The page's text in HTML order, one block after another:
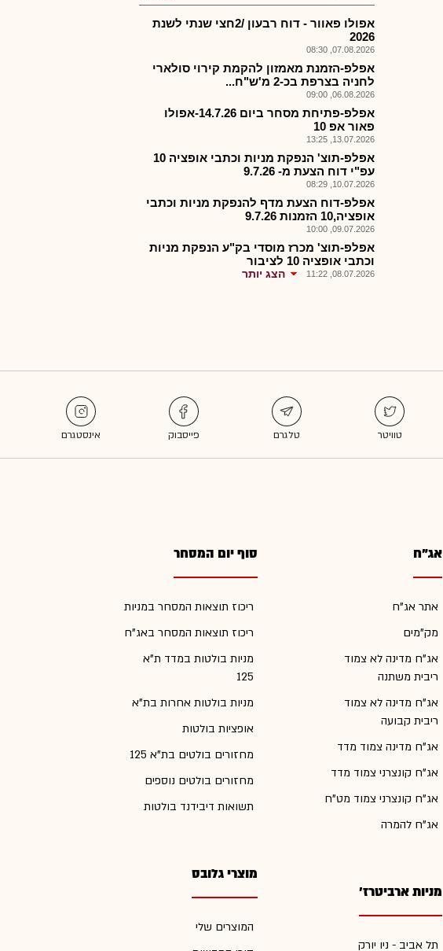
אפולו פאוור - דוח רבעון /2חצי שנתי לשנת
2026
07.08.2026, 08:30
אפלפ-הזמנת מאמזון להקמת קירוי סולארי
לחניה בצרפת בכ-2 מ'ש"ח...
06.08.2026, 09:00
אפלפ-פתיחת מסחר ביום 14.7.26-אפולו
פאור אפ 10
13.07.2026, 13:25
אפלפ-תוצ' הנפקת מניות וכתבי אופציה 10
עפ"י דוח הצעת מ- 9.7.26
10.07.2026, 08:29
אפלפ-דוח הצעת מדף להנפקת מניות וכתבי
אופציה,10 הזמנות 9.7.26
09.07.2026, 10:00
אפלפ-תוצ' מכרז מוסדי בק"ע הנפקת מניות
וכתבי אופציה 10 לציבור
08.07.2026, 11:22 הצג יותר
אג"ח
אתר אג"ח
מק"מים
אג"ח מדינה לא צמוד
ריבית משתנה
אג"ח מדינה לא צמוד
ריבית קבועה
אג"ח מדינה צמוד מדד
אג"ח קונצרני צמוד מדד
אג"ח קונצרני צמוד מט"ח
אג"ח להמרה
מניות ארביטרז'
תל אביב - ניו יורק
סוף יום המסחר
ריכוז תוצאות המסחר במניות
ריכוז תוצאות המסחר באג"ח
מניות בולטות במדד ת"א
125
מניות בולטות אחרות בת"א
אופציות בולטות
מחזורים בולטים בת"א 125
מחזורים בולטים נוספים
תשואות דיבידנד בולטות
מוצרי גלובס
המוצרים שלי